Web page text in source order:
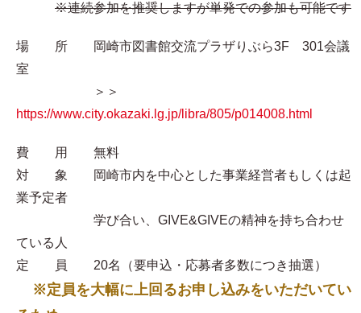
※連続参加を推奨しますが単発での参加も可能です
場 所 岡崎市図書館交流プラザりぶら3F 301会議
室
＞＞
https://www.city.okazaki.lg.jp/libra/805/p014008.html
費 用 無料
対 象 岡崎市内を中心とした事業経営者もしくは起
業予定者
学び合い、GIVE&GIVEの精神を持ち合わせ
ている人
定 員 20名（要申込・応募者多数につき抽選）
※定員を大幅に上回るお申し込みをいただいてい